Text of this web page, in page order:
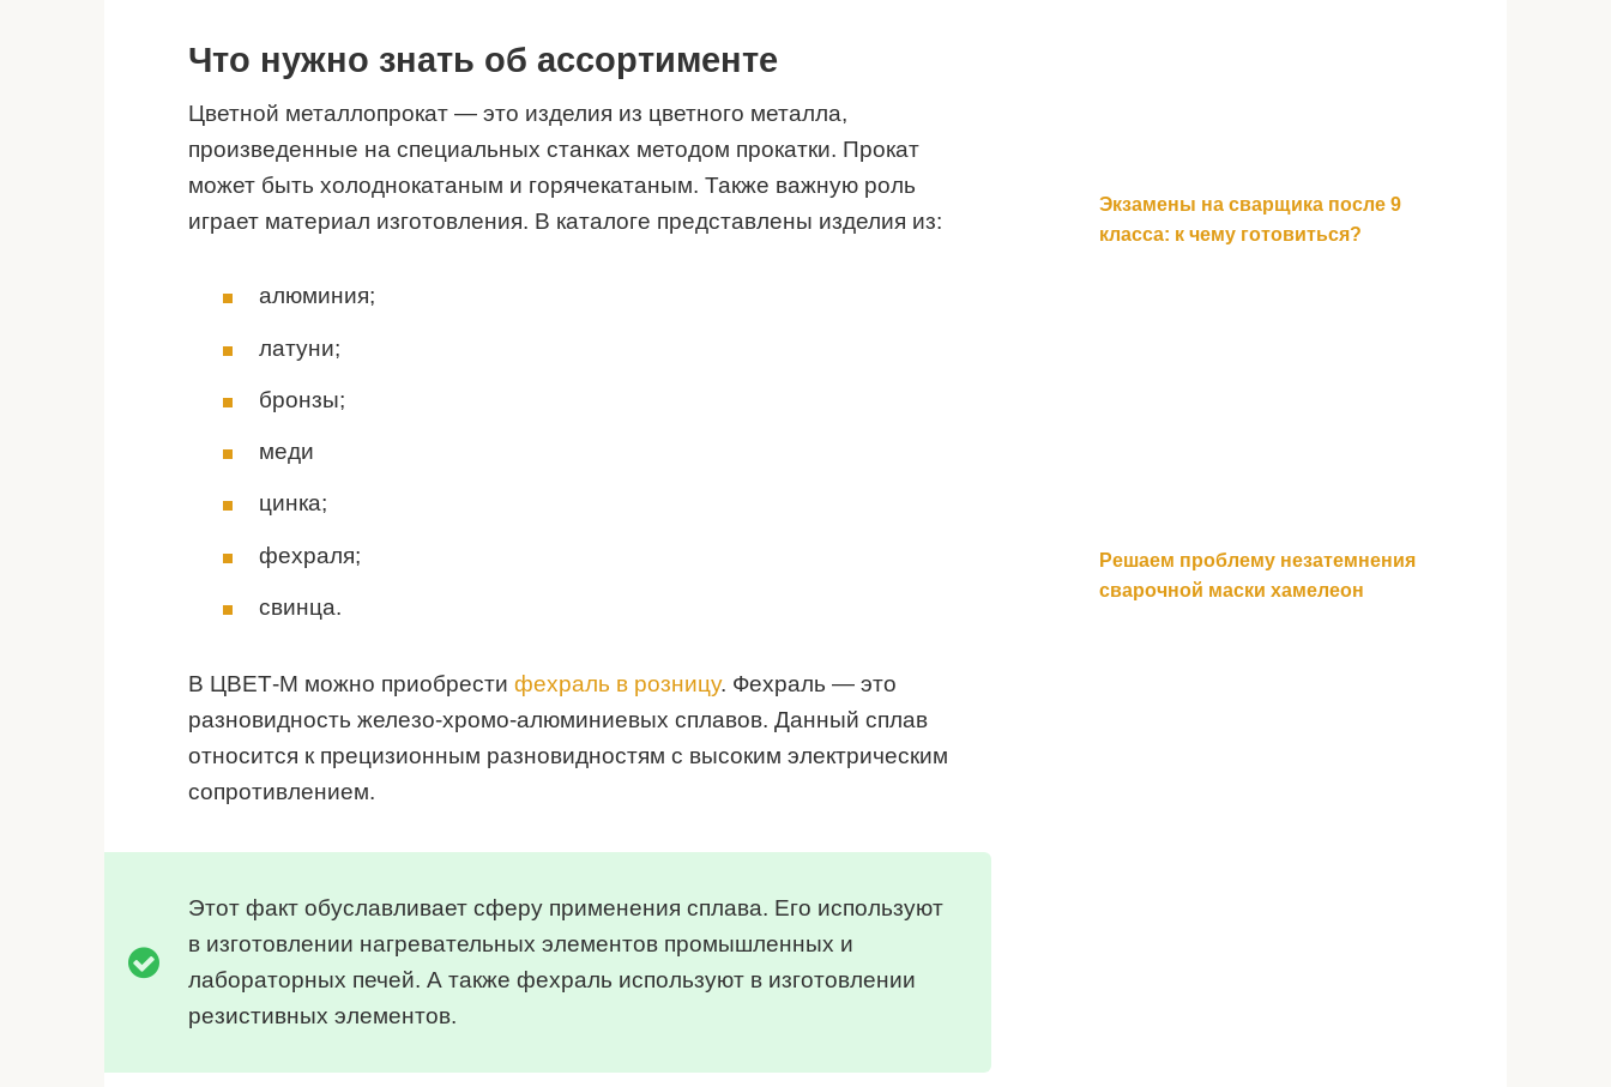
Что нужно знать об ассортименте
Цветной металлопрокат — это изделия из цветного металла,
произведенные на специальных станках методом прокатки. Прокат
может быть холоднокатаным и горячекатаным. Также важную роль
играет материал изготовления. В каталоге представлены изделия из:
алюминия;
латуни;
бронзы;
меди
цинка;
фехраля;
свинца.
В ЦВЕТ-М можно приобрести фехраль в розницу. Фехраль — это
разновидность железо-хромо-алюминиевых сплавов. Данный сплав
относится к прецизионным разновидностям с высоким электрическим
сопротивлением.
Этот факт обуславливает сферу применения сплава. Его используют
в изготовлении нагревательных элементов промышленных и
лабораторных печей. А также фехраль используют в изготовлении
резистивных элементов.
Экзамены на сварщика после 9
класса: к чему готовиться?
Решаем проблему незатемнения
сварочной маски хамелеон